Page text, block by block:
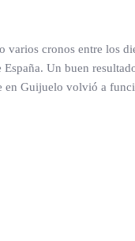
varios cronos entre
Un buen
Guijuelo volvió a